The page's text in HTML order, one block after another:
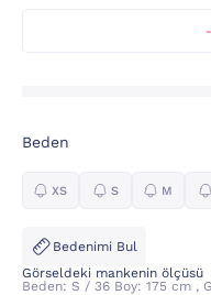
Beden
XS S M
Bedenimi Bul
Görseldeki mankenin ölçüsü
Beden: S / 36 Boy: 175 cm ,